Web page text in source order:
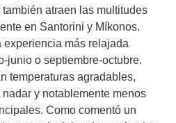
atraen las multitudes
en Santorini y Míkonos.
más relajada
junio o septiembre-octubre.
temperaturas agradables,
y notablemente menos
Como comentó un